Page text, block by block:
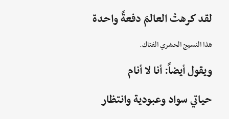
لقد كرهتُ العالمَ دفعةً واحدة
هذا النسيج الحشري الفتاك.
ويقول أيضاً: أنا لا أنام
حياتي سواد وعبودية وانتظار